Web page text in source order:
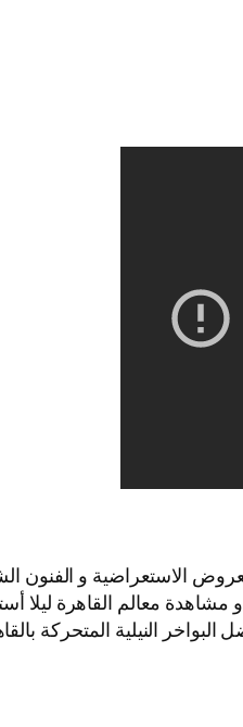
الاستعراضية و الفنون
مشاهدة معالم القاهرة ليلا
النيلية المتحركة